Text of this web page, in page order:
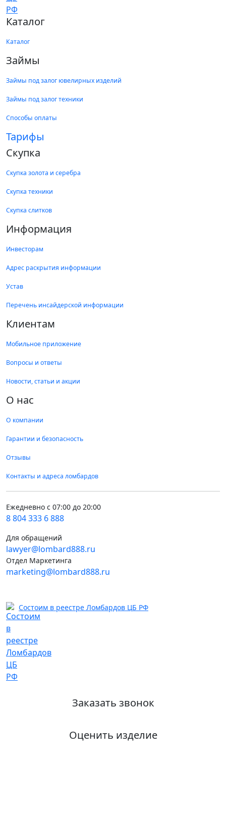
Каталог
Каталог
Займы
Займы под залог ювелирных изделий
Займы под залог техники
Способы оплаты
Тарифы
Скупка
Скупка золота и серебра
Скупка техники
Скупка слитков
Информация
Инвесторам
Адрес раскрытия информации
Устав
Перечень инсайдерской информации
Клиентам
Мобильное приложение
Вопросы и ответы
Новости, статьи и акции
О нас
О компании
Гарантии и безопасность
Отзывы
Контакты и адреса ломбардов
Ежедневно с 07:00 до 20:00
8 804 333 6 888
Для обращений
lawyer@lombard888.ru
Отдел Маркетинга
marketing@lombard888.ru
Состоим в реестре Ломбардов ЦБ РФ
Заказать звонок
Оценить изделие